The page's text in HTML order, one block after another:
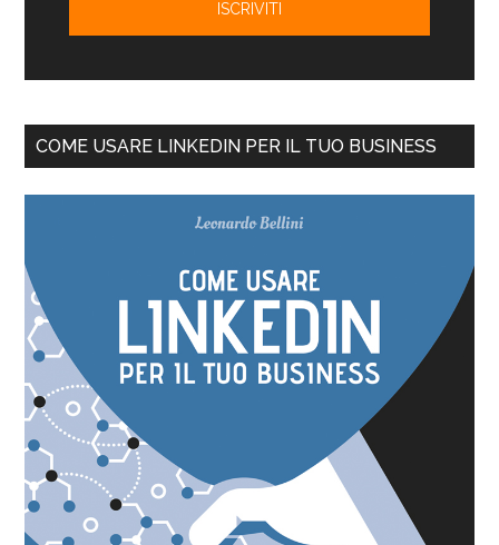
COME USARE LINKEDIN PER IL TUO BUSINESS